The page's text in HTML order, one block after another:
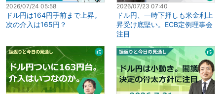
2026/07/24 05:58
ドル円は164円手前まで上昇。
次の介入は165円？
2026/07/23 07:40
ドル円、一時下押しも米金利上
昇受け底堅い。ECB定例理事会
注目